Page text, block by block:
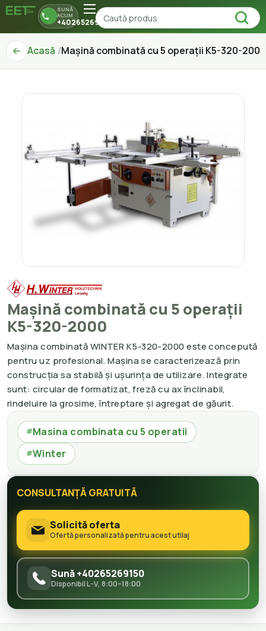
SUNĂ
ACUM
+40265269150
Acasă Mașină combinată cu 5 operații K5-320-2000
Mașină combinată cu 5 operații
K5-320-2000
Mașina combinată WINTER K5-320-2000 este concepută
pentru uz profesional. Mașina se caracterizează prin
construcția sa stabilă și ușurința de utilizare. Integrate
sunt: circular de formatizat, freză cu ax înclinabil,
rindeluire la grosime, întreptare și agregat de găurit.
#Masina combinata cu 5 operatii
#Winter
CONSULTANȚĂ GRATUITĂ
Solicită oferta
Ofertă personalizată pentru acest utilaj
Sună +40265269150
Disponibil L–V, 8:00–18:00